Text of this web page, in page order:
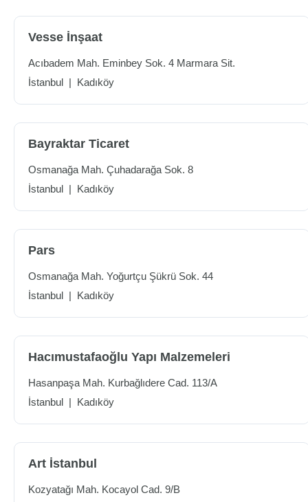
Vesse İnşaat
Acıbadem Mah. Eminbey Sok. 4 Marmara Sit.
İstanbul | Kadıköy
Bayraktar Ticaret
Osmanağa Mah. Çuhadarağa Sok. 8
İstanbul | Kadıköy
Pars
Osmanağa Mah. Yoğurtçu Şükrü Sok. 44
İstanbul | Kadıköy
Hacımustafaoğlu Yapı Malzemeleri
Hasanpaşa Mah. Kurbağlıdere Cad. 113/A
İstanbul | Kadıköy
Art İstanbul
Kozyatağı Mah. Kocayol Cad. 9/B